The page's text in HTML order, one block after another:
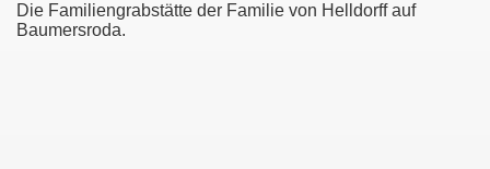
Die Familiengrabstätte der Familie von Helldorff auf
Baumersroda.